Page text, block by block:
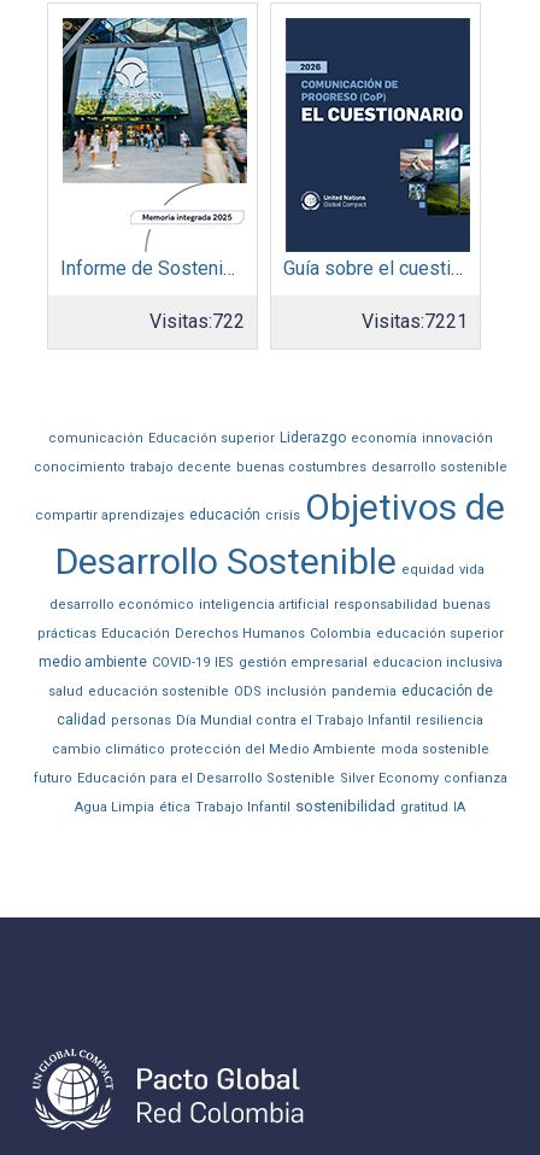
Informe de Sostenibilidad 2025: Parque Arauco
Visitas:722
Guía sobre el cuestionario: Comunicación de Progreso
Visitas:7221
comunicación Educación superior Liderazgo economía innovación
conocimiento trabajo decente buenas costumbres desarrollo sostenible
compartir aprendizajes educación crisis Objetivos de
Desarrollo Sostenible equidad vida
desarrollo económico inteligencia artificial responsabilidad
buenas
prácticas Educación Derechos Humanos Colombia educación superior
medio ambiente COVID-19 IES gestión empresarial
educacion inclusiva
salud educación sostenible ODS inclusión pandemia educación de
calidad personas Día Mundial contra el Trabajo Infantil
resiliencia
cambio climático protección del Medio Ambiente moda sostenible
futuro Educación para el Desarrollo Sostenible Silver Economy confianza
Agua Limpia ética Trabajo Infantil sostenibilidad gratitud IA